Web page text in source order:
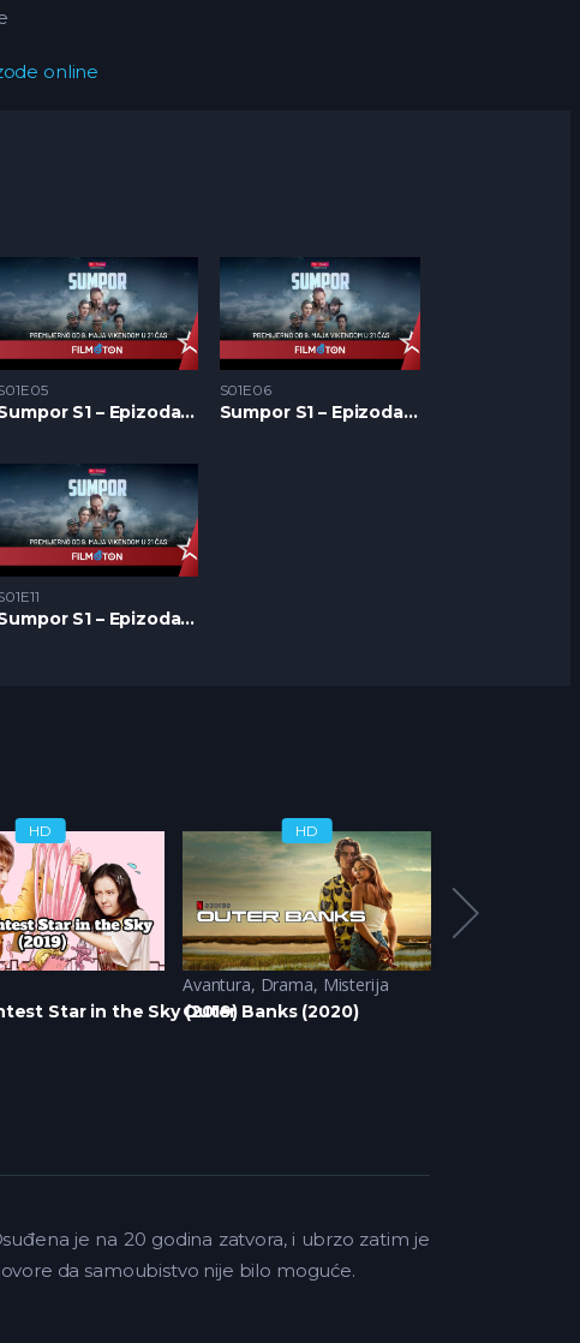
online
Sumpor S1 – Epizoda 05
S01E06
Sumpor S1 – Epizoda 06
Sumpor S1 – Epizoda 11
HD
Star in the Sky (2019)
HD
Avantura, Drama, Misterija
Outer Banks (2020)
je na 20 godina zatvora, i ubrzo zatim je
da samoubistvo nije bilo moguće.